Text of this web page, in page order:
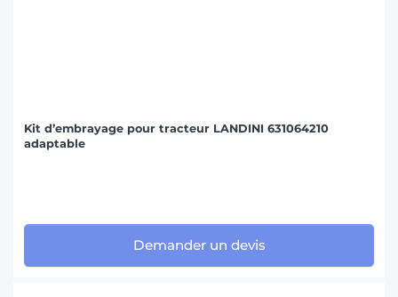
Kit d’embrayage pour tracteur LANDINI 631064210
adaptable
Demander un devis